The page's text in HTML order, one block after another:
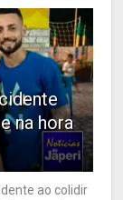
na hora
ao colidir